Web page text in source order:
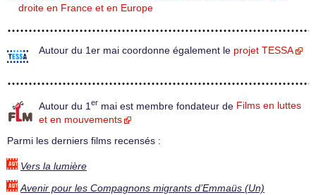
droite en France et en Europe
Autour du 1er mai coordonne également le projet TESSA
Autour du 1 er mai est membre fondateur de Films en luttes
et en mouvements
Parmi les derniers films recensés :
Vers la lumière
Avenir pour les Compagnons migrants d’Emmaüs (Un)